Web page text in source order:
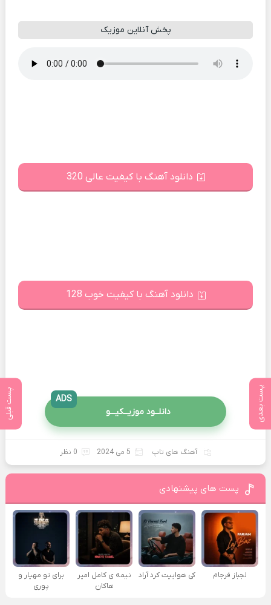
پست بعدی پست قبلی
پخش آنلاین موزیک
دانلود آهنگ با کیفیت عالی 320
دانلود آهنگ با کیفیت خوب 128
دانلــود موزیــکیـــو
ADS
آهنگ های تاپ 5 می 2024 0 نظر
پست های پیشنهادی
لجباز فرجام کی هواییت کرد آراد
نیمه ی کامل امیر
هاکان
برای تو مهیار و
پوری